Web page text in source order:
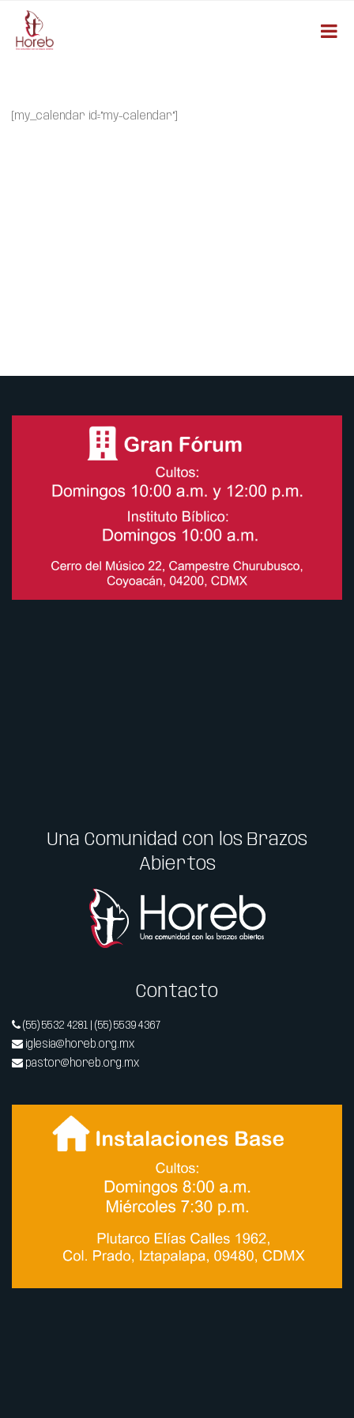
[my_calendar id=”my-calendar”]
Una Comunidad con los Brazos
Abiertos
Contacto
(55) 5532 4281 | (55) 5539 4367
iglesia@horeb.org.mx
pastor@horeb.org.mx